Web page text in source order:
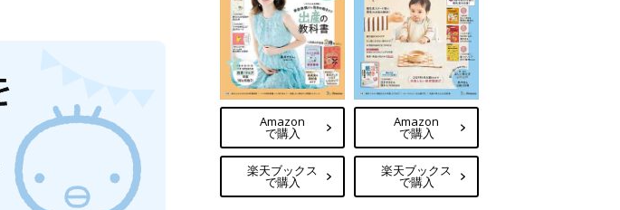
Amazon
で購入
楽天ブックス
で購入
Amazon
で購入
楽天ブックス
で購入